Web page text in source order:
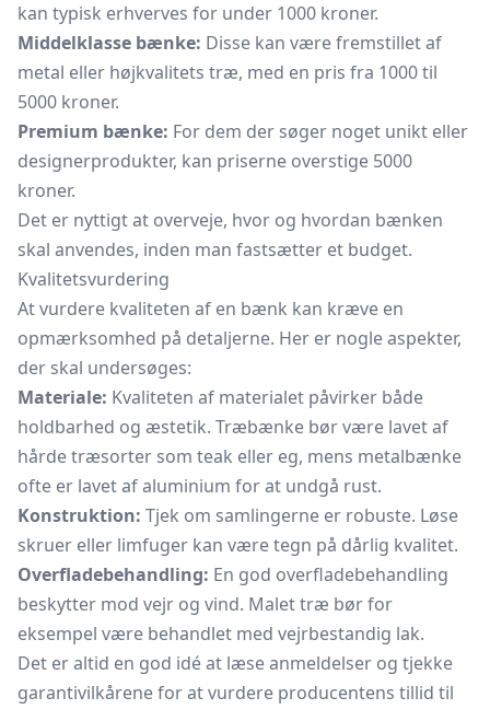
kan typisk erhverves for under 1000 kroner.
Middelklasse bænke: Disse kan være fremstillet af
metal eller højkvalitets træ, med en pris fra 1000 til
5000 kroner.
Premium bænke: For dem der søger noget unikt eller
designerprodukter, kan priserne overstige 5000
kroner.
Det er nyttigt at overveje, hvor og hvordan bænken
skal anvendes, inden man fastsætter et budget.
Kvalitetsvurdering
At vurdere kvaliteten af en bænk kan kræve en
opmærksomhed på detaljerne. Her er nogle aspekter,
der skal undersøges:
Materiale: Kvaliteten af materialet påvirker både
holdbarhed og æstetik. Træbænke bør være lavet af
hårde træsorter som teak eller eg, mens metalbænke
ofte er lavet af aluminium for at undgå rust.
Konstruktion: Tjek om samlingerne er robuste. Løse
skruer eller limfuger kan være tegn på dårlig kvalitet.
Overfladebehandling: En god overfladebehandling
beskytter mod vejr og vind. Malet træ bør for
eksempel være behandlet med vejrbestandig lak.
Det er altid en god idé at læse anmeldelser og tjekke
garantivilkårene for at vurdere producentens tillid til